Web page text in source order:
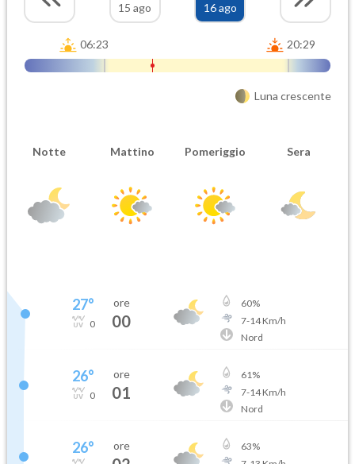
15 ago
16 ago
06:23 20:29
Luna crescente
Notte Mattino Pomeriggio Sera
27°
0
ore
00
60%
7-14Km/h
Nord
26°
0
ore
01
61%
7-14Km/h
Nord
26° ore 63%